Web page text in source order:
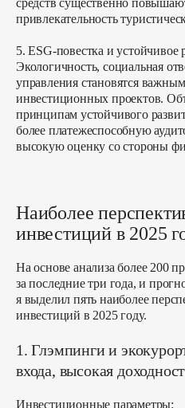
средств существенно
привлекательность
5. ESG-повестка и устойчивое
Экологичность, социальная
управления становятся
инвестиционных проектов.
принципам устойчивого
более платежеспособную
высокую оценку со стороны
Наиболее
инвестиций в 2025
На основе анализа более 200
за последние три года, и
я выделил пять наиболее
инвестиций в 2025 году.
1. Глэмпинги и
входа, высокая
Инвестиционные параметры: